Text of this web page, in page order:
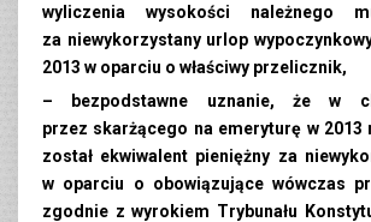
wyliczenia wysokości należnego
za niewykorzystany urlop
2013 w oparciu o właściwy przelicznik,
– bezpodstawne uznanie, że w
przez skarżącego na emeryturę w 2013
został ekwiwalent pieniężny za
w oparciu o obowiązujące wówczas
zgodnie z wyrokiem Trybunału